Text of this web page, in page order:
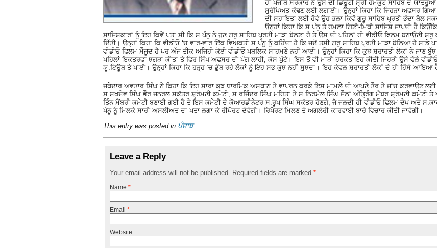
ਹੀ ਪੰਜਾਬ ਸਰਕਾਰ ਨੇ ਉਸ ਦੀ ਡਿਊਟੀ ਸ੍ਰੀ ਹੇਮਕੁੰਟ ਸਾਹਿਬ ਦੇ
ਸੁਰੱਖਿਅਤ ਕੱਢਣ ਲਈ ਲਗਾਈ। ਉਨ੍ਹਾਂ ਕਿਹਾ ਕਿ ਜਿਹੜਾ ਅਫਸਰ ਗਿਆ
ਦੀ ਸਹਾਇਤਾ ਲਈ ਹੋਵੇ ਉਹ ਭਲਾ ਕਿਵੇਂ ਗੁਰੂ ਸਾਹਿਬ ਪ੍ਰਤੀ ਭੱਦਾ ਬੋਲ
ਉਨ੍ਹਾਂ ਕਿਹਾ ਕਿ ਸ.ਪੰਨੂ ਤੇ ਹਮਲਾ ਗਿਣੀ-ਮਿਥੀ ਸਾਜਿਸ਼ ਜਾਪਦੀ ਹੈ ਕਿਉਂਕਿ
ਸਾਜਿਸ਼ਕਾਰਾਂ ਨੂੰ ਇਹ ਕਿਵੇਂ ਪਤਾ ਸੀ ਕਿ ਸ.ਪੰਨੂ ਨੇ ਹੁਣ ਗੁਰੂ ਸਾਹਿਬ ਪ੍ਰਤੀ ਮਾੜਾ ਬੋਲਣਾ ਹੈ ਤੇ ਉਸ ਦੀ ਪਹਿਲਾਂ ਹੀ ਵੀਡੀਓ ਫਿਲਮ ਬਨਾਉਣੀ ਸ਼ੁਰੂ
ਦਿੱਤੀ। ਉਨ੍ਹਾਂ ਕਿਹਾ ਕਿ ਵੀਡੀਓ ‘ਚ ਵਾਰ-ਵਾਰ ਇੱਕ ਵਿਅਕਤੀ ਸ.ਪੰਨੂ ਨੂੰ ਕਹਿੰਦਾ ਹੈ ਕਿ ਜਦੋਂ ਤੁਸੀ ਗੁਰੂ ਸਾਹਿਬ ਪ੍ਰਤੀ ਮਾੜਾ ਬੋਲਿਆ ਹੈ ਸਾਡੇ
ਵੀਡੀਓ ਫਿਲਮ ਮੌਜੂਦ ਹੈ ਪਰ ਅੱਜ ਤੀਕ ਅਜਿਹੀ ਕੋਈ ਵੀਡੀਓ ਪਬਲਿਕ ਸਾਹਮਣੇ ਨਹੀਂ ਆਈ। ਉਨ੍ਹਾਂ ਕਿਹਾ ਕਿ ਕੁਝ ਸ਼ਰਾਰਤੀ ਲੋਕਾਂ ਨੇ ਜਾਣ
ਪਹਿਲਾਂ ਇਕਤਰਫਾ ਝਗੜਾ ਕੀਤਾ ਤੇ ਫਿਰ ਸਿੱਖ ਅਫਸਰ ਦੀ ਪੱਗ ਲਾਹੀ, ਕੇਸ ਪੁੱਟੇ। ਇਸ ਤੋਂ ਵੀ ਮਾੜੀ ਹਰਕਤ ਇਹ ਕੀਤੀ ਜਿਹੜੀ ਉਸੇ ਵੇਲੇ
ਯੂ.ਟਿਊਬ ਤੇ ਪਾਈ। ਉਨ੍ਹਾਂ ਕਿਹਾ ਕਿ ਹੜ੍ਹ ‘ਚ ਡੁੱਬ ਰਹੇ ਲੋਕਾਂ ਨੂੰ ਇਹ ਸਭ ਕੁਝ ਨਹੀਂ ਸੁਝਦਾ। ਇਹ ਕੇਵਲ ਸ਼ਰਾਰਤੀ ਲੋਕਾਂ ਦੇ ਹੀ ਹਿੱਸੇ ਆਇਆ
ਜਥੇਦਾਰ ਅਵਤਾਰ ਸਿੰਘ ਨੇ ਕਿਹਾ ਕਿ ਇਹ ਸਾਰਾ ਕੁਝ ਧਾਰਮਿਕ ਅਸਥਾਨ ਤੇ ਵਾਪਰਨ ਕਰਕੇ ਇਸ ਮਾਮਲੇ ਦੀ ਆਪਣੇ ਤੌਰ ਤੇ ਜਾਂਚ ਕਰਵਾਉਣ ਲਈ
ਸ.ਸੁਖਦੇਵ ਸਿੰਘ ਭੌਰ ਜਨਰਲ ਸਕੱਤਰ ਸ਼੍ਰੋਮਣੀ ਕਮੇਟੀ, ਸ.ਰਜਿੰਦਰ ਸਿੰਘ ਮਹਿਤਾ ਤੇ ਸ.ਨਿਰਮੈਲ ਸਿੰਘ ਜੌਲਾਂ ਅੰਤ੍ਰਿੰਗ ਮੈਂਬਰ ਸ਼੍ਰੋਮਣੀ ਕਮੇਟੀ ਤੇ
ਤਿੰਨ ਮੈਂਬਰੀ ਕਮੇਟੀ ਬਣਾਈ ਗਈ ਹੈ ਤੇ ਇਸ ਕਮੇਟੀ ਦੇ ਕੋਆਰਡੀਨੇਟਰ ਸ.ਰੂਪ ਸਿੰਘ ਸਕੱਤਰ ਹੋਣਗੇ, ਜੋ ਜਲਦੀ ਹੀ ਵੀਡੀਓ ਫਿਲਮ ਦੇਖ ਅਤੇ
ਪੰਨੂ ਨੂੰ ਮਿਲਕੇ ਸਾਰੀ ਅਸਲੀਅਤ ਦਾ ਪਤਾ ਲਗਾ ਕੇ ਰੀਪੋਰਟ ਦੇਵੇਗੀ। ਰਿਪੋਰਟ ਮਿਲਣ ਤੇ ਅਗਲੇਰੀ ਕਾਰਵਾਈ ਬਾਰੇ ਵਿਚਾਰ ਕੀਤੀ ਜਾਵੇਗੀ।
This entry was posted in ਪੰਜਾਬ.
Leave a Reply
Your email address will not be published. Required fields are marked *
Name *
Email *
Website